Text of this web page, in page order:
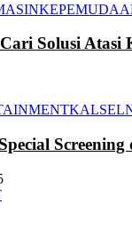
Solusi Atasi
KALSEL